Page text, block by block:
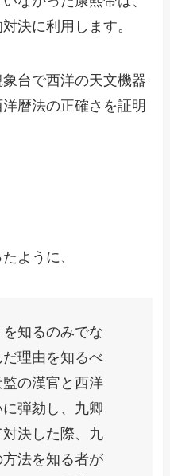
決に利用します。
台で西洋の天文機器
暦法の正確さを証明
ように、
を知るのみでな
理由を知るべ
の漢官と西洋
弾劾し、九卿
決した際、九
法を知る者が